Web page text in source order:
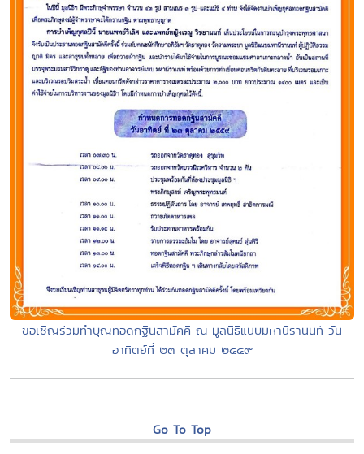
ขอเชิญร่วมทำบุญทอดกฐินสามัคคี ณ มูลนิธิแนบมหานีรานนท์ วัน
อาทิตย์ที่ ๒๓ ตุลาคม ๒๕๕๙
Go To Top